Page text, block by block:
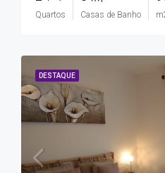
Quartos Casas de Banho
DESTAQUE